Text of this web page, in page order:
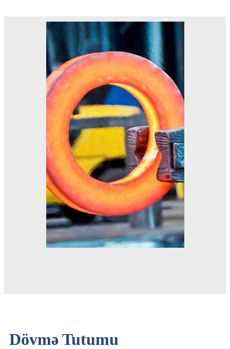
Dövmə Tutumu